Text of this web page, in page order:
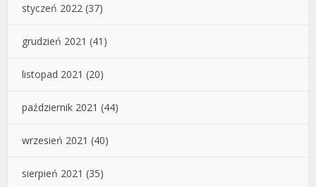
styczeń 2022 (37)
grudzień 2021 (41)
listopad 2021 (20)
październik 2021 (44)
wrzesień 2021 (40)
sierpień 2021 (35)